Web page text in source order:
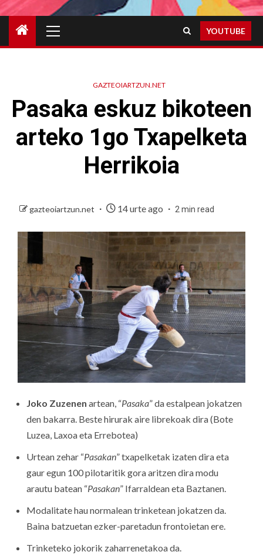
Menu
YOUTUBE
GAZTEOIARTZUN.NET
Pasaka eskuz bikoteen
arteko 1go Txapelketa
Herrikoia
gazteoiartzun.net 14 urte ago 2 min read
Joko Zuzenen artean, “Pasaka” da estalpean jokatzen
den bakarra. Beste hirurak aire librekoak dira (Bote
Luzea, Laxoa eta Errebotea)
Urtean zehar “Pasakan” txapelketak izaten dira eta
gaur egun 100 pilotaritik gora aritzen dira modu
arautu batean “Pasakan” Ifarraldean eta Baztanen.
Modalitate hau normalean trinketean jokatzen da.
Baina batzuetan ezker-paretadun frontoietan ere.
Trinketeko jokorik zaharrenetakoa da.